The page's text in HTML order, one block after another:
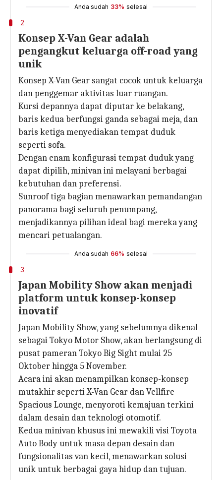
Anda sudah 33% selesai
2
Konsep X-Van Gear adalah
pengangkut keluarga off-road yang
unik
Konsep X-Van Gear sangat cocok untuk keluarga
dan penggemar aktivitas luar ruangan.
Kursi depannya dapat diputar ke belakang,
baris kedua berfungsi ganda sebagai meja, dan
baris ketiga menyediakan tempat duduk
seperti sofa.
Dengan enam konfigurasi tempat duduk yang
dapat dipilih, minivan ini melayani berbagai
kebutuhan dan preferensi.
Sunroof tiga bagian menawarkan pemandangan
panorama bagi seluruh penumpang,
menjadikannya pilihan ideal bagi mereka yang
mencari petualangan.
Anda sudah 66% selesai
3
Japan Mobility Show akan menjadi
platform untuk konsep-konsep
inovatif
Japan Mobility Show, yang sebelumnya dikenal
sebagai Tokyo Motor Show, akan berlangsung di
pusat pameran Tokyo Big Sight mulai 25
Oktober hingga 5 November.
Acara ini akan menampilkan konsep-konsep
mutakhir seperti X-Van Gear dan Vellfire
Spacious Lounge, menyoroti kemajuan terkini
dalam desain dan teknologi otomotif.
Kedua minivan khusus ini mewakili visi Toyota
Auto Body untuk masa depan desain dan
fungsionalitas van kecil, menawarkan solusi
unik untuk berbagai gaya hidup dan tujuan.